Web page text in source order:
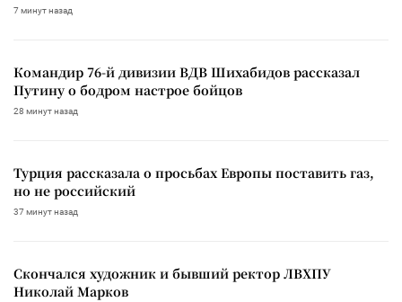
7 минут назад
Командир 76-й дивизии ВДВ Шихабидов рассказал
Путину о бодром настрое бойцов
28 минут назад
Турция рассказала о просьбах Европы поставить газ,
но не российский
37 минут назад
Скончался художник и бывший ректор ЛВХПУ
Николай Марков